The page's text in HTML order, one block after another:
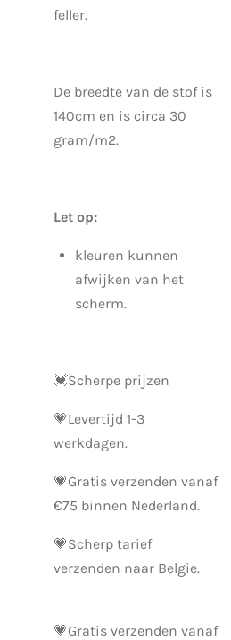
feller.
De breedte van de stof is
140cm en is circa 30
gram/m2.
Let op:
kleuren kunnen
afwijken van het
scherm.
💓Scherpe prijzen
💗Levertijd 1-3
werkdagen.
💗Gratis verzenden vanaf
€75 binnen Nederland.
💗Scherp tarief
verzenden naar Belgie.
💗Gratis verzenden vanaf